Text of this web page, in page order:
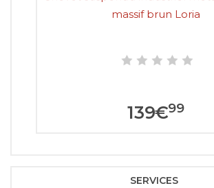
massif brun Loria
139€99
SERVICES